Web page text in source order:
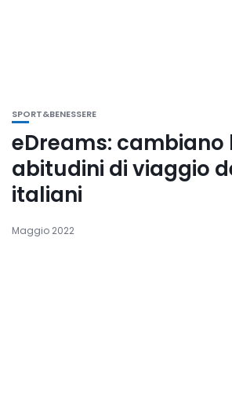
SPORT&BENESSERE
eDreams: cambiano
abitudini di viaggio
italiani
Maggio 2022